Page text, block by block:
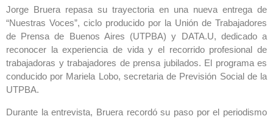
Jorge Bruera repasa su trayectoria en una nueva entrega de
“Nuestras Voces”, ciclo producido por la Unión de Trabajadores
de Prensa de Buenos Aires (UTPBA) y DATA.U, dedicado a
reconocer la experiencia de vida y el recorrido profesional de
trabajadoras y trabajadores de prensa jubilados. El programa es
conducido por Mariela Lobo, secretaria de Previsión Social de la
UTPBA.
Durante la entrevista, Bruera recordó su paso por el periodismo